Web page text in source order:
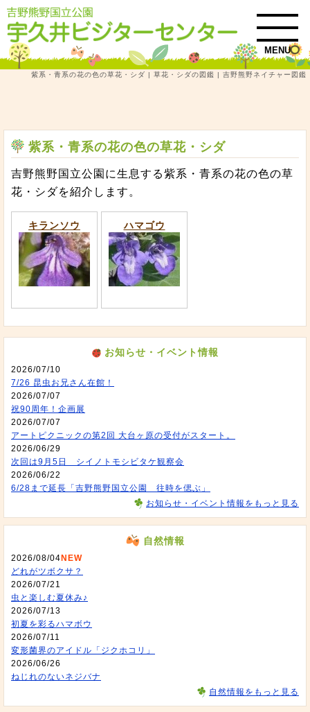
MENU
紫系・青系の花の色の草花・シダ | 草花・シダの図鑑 | 吉野熊野ネイチャー図鑑
紫系・青系の花の色の草花・シダ
吉野熊野国立公園に生息する紫系・青系の花の色の草
花・シダを紹介します。
キランソウ ハマゴウ
お知らせ・イベント情報
2026/07/10
7/26 昆虫お兄さん在館！
2026/07/07
祝90周年！企画展
2026/07/07
アートピクニックの第2回 大台ヶ原の受付がスタート。
2026/06/29
次回は9月5日 シイノトモシビタケ観察会
2026/06/22
6/28まで延長「吉野熊野国立公園 往時を偲ぶ」
お知らせ・イベント情報をもっと見る
自然情報
2026/08/04 NEW
どれがツボクサ？
2026/07/21
虫と楽しむ夏休み♪
2026/07/13
初夏を彩るハマボウ
2026/07/11
変形菌界のアイドル「ジクホコリ」
2026/06/26
ねじれのないネジバナ
自然情報をもっと見る